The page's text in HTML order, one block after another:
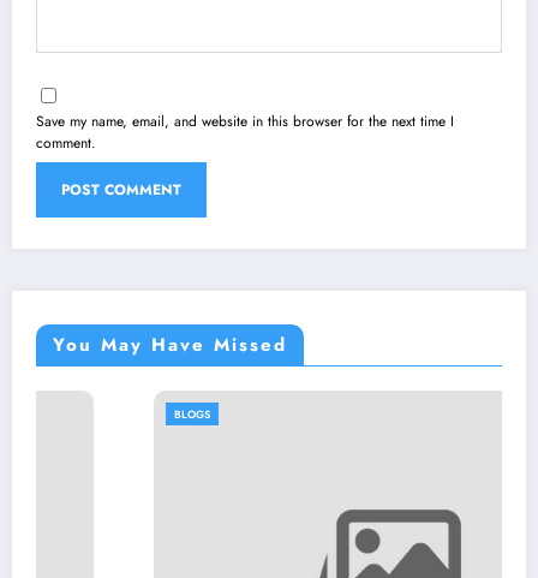
Save my name, email, and website in this browser for the next time I
comment.
You May Have Missed